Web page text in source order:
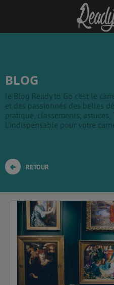
BLOG
le Blog Ready to Go c'est le
et des passionnés des belles
pratique, classements, astuces,
L'indispensable pour votre
RETOUR